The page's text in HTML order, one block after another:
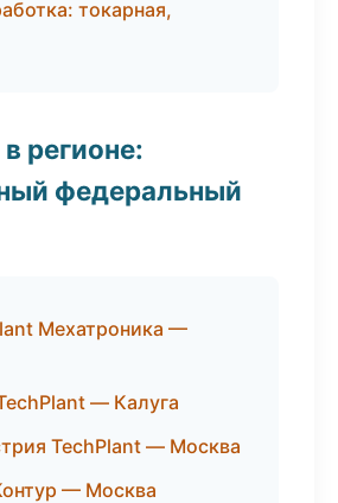
токарная,
регионе:
федеральный
Мехатроника —
— Калуга
TechPlant — Москва
— Москва